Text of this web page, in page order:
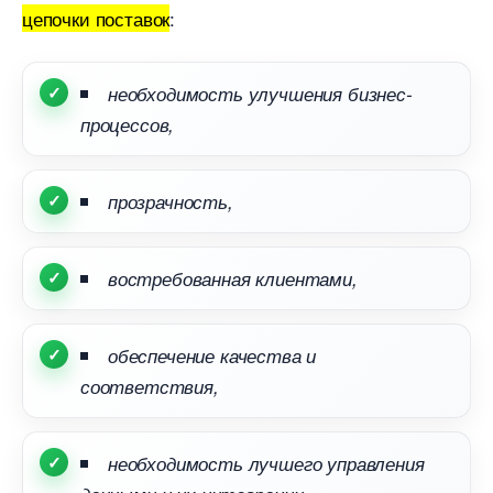
цепочки поставок:
необходимость улучшения бизнес-
процессов,
прозрачность,
остребованная клиентами,
обеспечение качества и
соответствия,
необходимость лучшего управления